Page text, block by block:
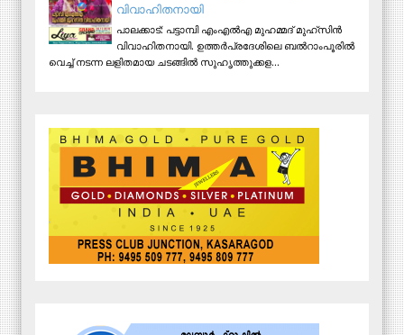
വിവാഹിതനായി
പാലക്കാട്: പട്ടാമ്പി എംഎല്‍എ മുഹമ്മദ് മുഹ്‌സിന്‍
വിവാഹിതനായി. ഉത്തര്‍പ്രദേശിലെ ബല്‍റാംപൂരില്‍
വെച്ച് നടന്ന ലളിതമായ ചടങ്ങില്‍ സുഹൃത്തുക്കള...